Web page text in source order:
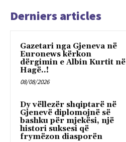
Derniers articles
Gazetari nga Gjeneva në
Euronews kërkon
dërgimin e Albin Kurtit në
Hagë..!
08/08/2026
Dy vëllezër shqiptarë në
Gjenevë diplomojnë së
bashku për mjekësi, një
histori suksesi që
frymëzon diasporën